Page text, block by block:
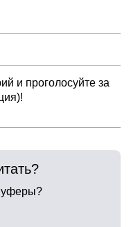
и проголосуйте за